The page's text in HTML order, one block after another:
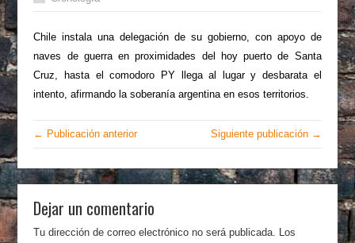
Chile instala una delegación de su gobierno, con apoyo de
naves de guerra en proximidades del hoy puerto de Santa
Cruz, hasta el comodoro PY llega al lugar y desbarata el
intento, afirmando la soberanía argentina en esos territorios.
← Publicación anterior Siguiente publicación →
Dejar un comentario
Tu dirección de correo electrónico no será publicada. Los